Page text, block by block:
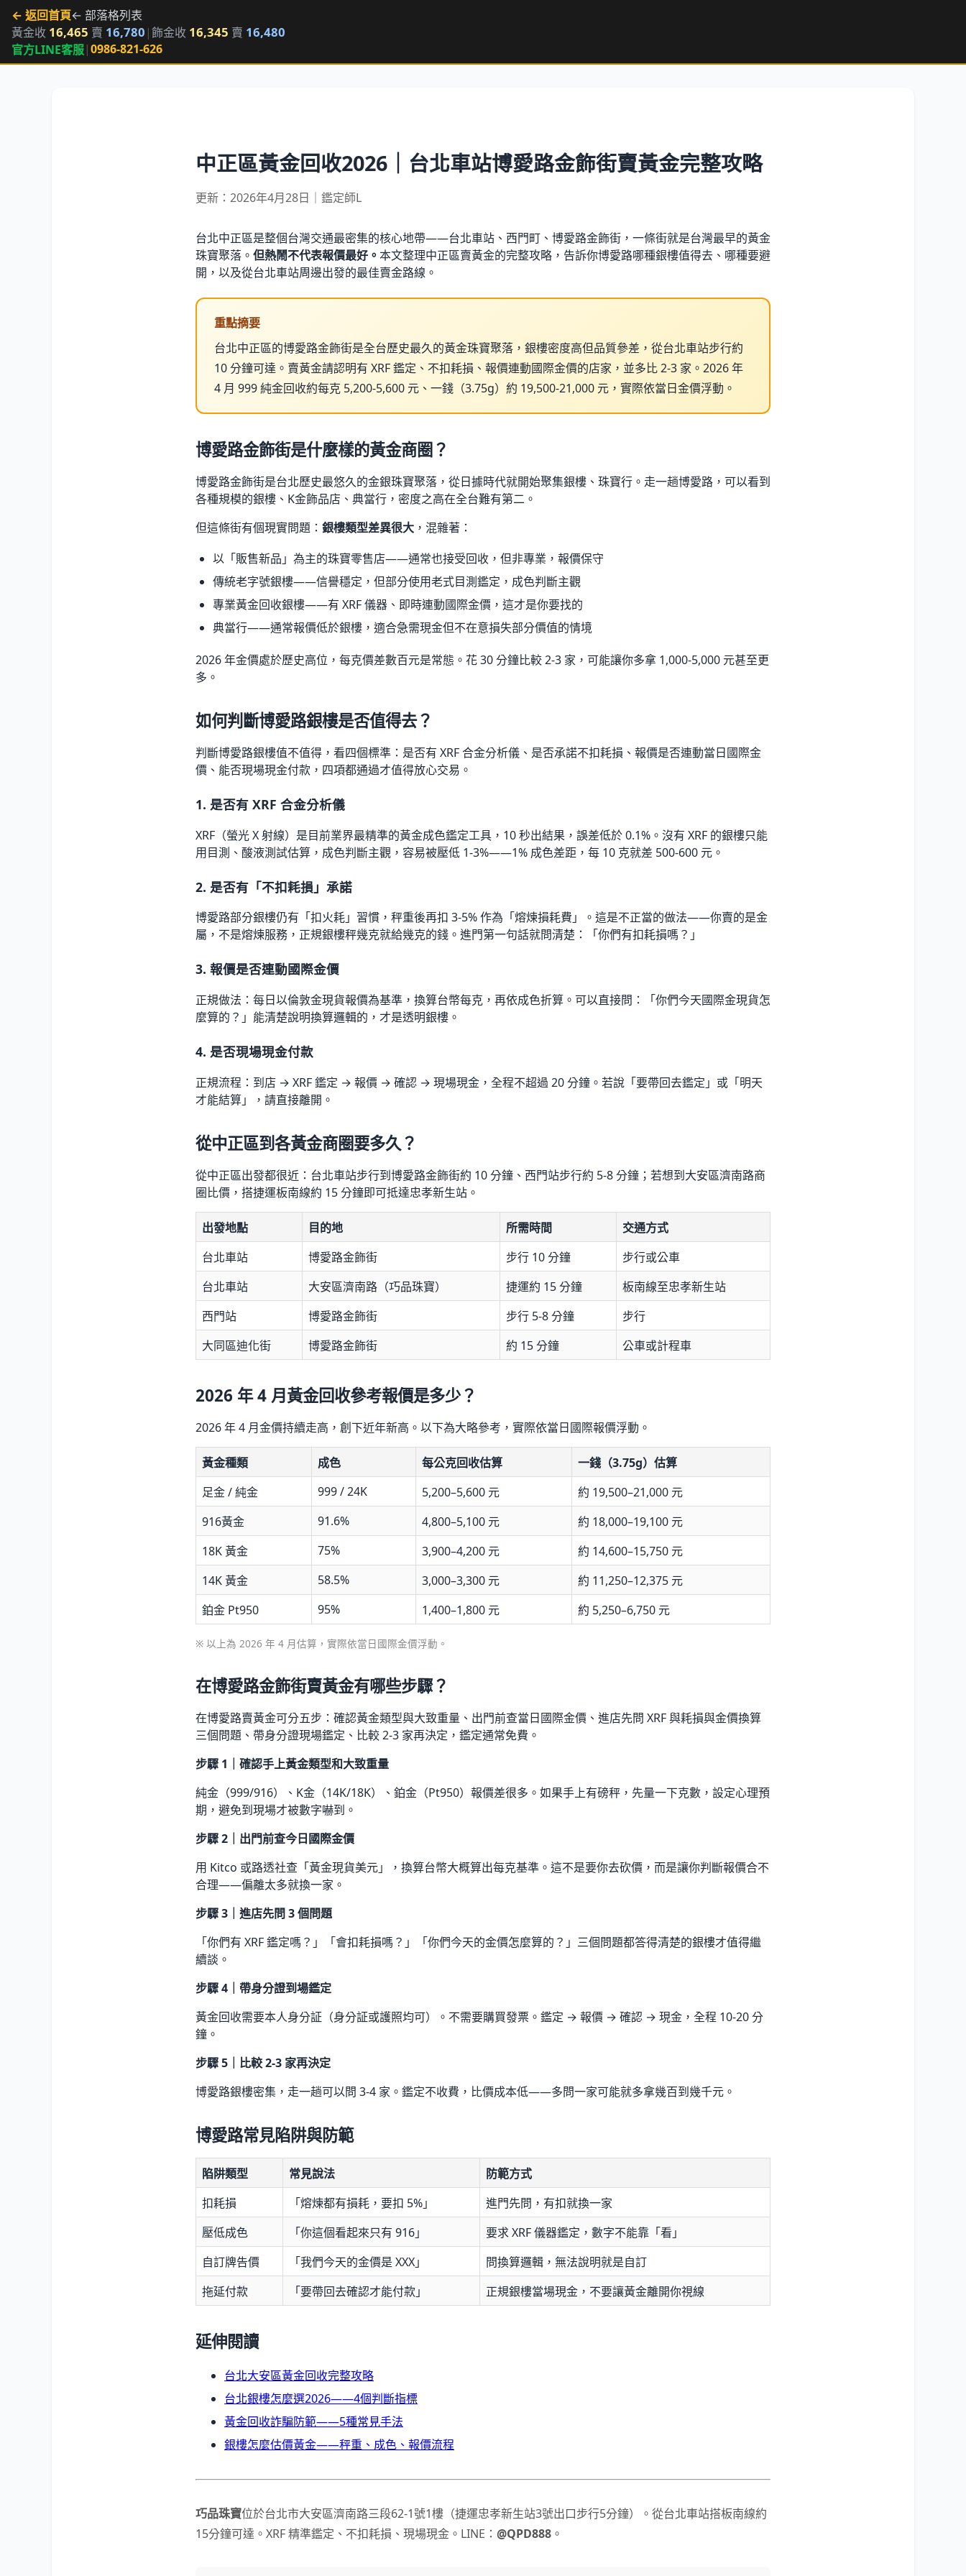
← 返回首頁← 部落格列表
黃金收 16,465 賣 16,780 |飾金收 16,345 賣 16,480
官方LINE客服|0986-821-626
中正區黃金回收2026｜台北車站博愛路金飾街賣黃金完整攻略
更新：2026年4月28日｜鑑定師L
台北中正區是整個台灣交通最密集的核心地帶——台北車站、西門町、博愛路金飾街，一條街就是台灣最早的黃金
珠寶聚落。 但熱鬧不代表報價最好。 本文整理中正區賣黃金的完整攻略，告訴你博愛路哪種銀樓值得去、哪種要避
開，以及從台北車站周邊出發的最佳賣金路線。
重點摘要
台北中正區的博愛路金飾街是全台歷史最久的黃金珠寶聚落，銀樓密度高但品質參差，從台北車站步行約
10 分鐘可達。賣黃金請認明有 XRF 鑑定、不扣耗損、報價連動國際金價的店家，並多比 2-3 家。2026 年
4 月 999 純金回收約每克 5,200-5,600 元、一錢（3.75g）約 19,500-21,000 元，實際依當日金價浮動。
博愛路金飾街是什麼樣的黃金商圈？
博愛路金飾街是台北歷史最悠久的金銀珠寶聚落，從日據時代就開始聚集銀樓、珠寶行。走一趟博愛路，可以看到
各種規模的銀樓、K金飾品店、典當行，密度之高在全台難有第二。
但這條街有個現實問題： 銀樓類型差異很大 ，混雜著：
以「販售新品」為主的珠寶零售店——通常也接受回收，但非專業，報價保守
傳統老字號銀樓——信譽穩定，但部分使用老式目測鑑定，成色判斷主觀
專業黃金回收銀樓——有 XRF 儀器、即時連動國際金價，這才是你要找的
典當行——通常報價低於銀樓，適合急需現金但不在意損失部分價值的情境
2026 年金價處於歷史高位，每克價差數百元是常態。花 30 分鐘比較 2-3 家，可能讓你多拿 1,000-5,000 元甚至更
多。
如何判斷博愛路銀樓是否值得去？
判斷博愛路銀樓值不值得，看四個標準：是否有 XRF 合金分析儀、是否承諾不扣耗損、報價是否連動當日國際金
價、能否現場現金付款，四項都通過才值得放心交易。
1. 是否有 XRF 合金分析儀
XRF（螢光 X 射線）是目前業界最精準的黃金成色鑑定工具，10 秒出結果，誤差低於 0.1%。沒有 XRF 的銀樓只能
用目測、酸液測試估算，成色判斷主觀，容易被壓低 1-3%——1% 成色差距，每 10 克就差 500-600 元。
2. 是否有「不扣耗損」承諾
博愛路部分銀樓仍有「扣火耗」習慣，秤重後再扣 3-5% 作為「熔煉損耗費」。這是不正當的做法——你賣的是金
屬，不是熔煉服務，正規銀樓秤幾克就給幾克的錢。進門第一句話就問清楚：「你們有扣耗損嗎？」
3. 報價是否連動國際金價
正規做法：每日以倫敦金現貨報價為基準，換算台幣每克，再依成色折算。可以直接問：「你們今天國際金現貨怎
麼算的？」能清楚說明換算邏輯的，才是透明銀樓。
4. 是否現場現金付款
正規流程：到店 → XRF 鑑定 → 報價 → 確認 → 現場現金，全程不超過 20 分鐘。若說「要帶回去鑑定」或「明天
才能結算」，請直接離開。
從中正區到各黃金商圈要多久？
從中正區出發都很近：台北車站步行到博愛路金飾街約 10 分鐘、西門站步行約 5-8 分鐘；若想到大安區濟南路商
圈比價，搭捷運板南線約 15 分鐘即可抵達忠孝新生站。
出發地點 目的地 所需時間
交通方式
台北車站
博愛路金飾街 步行 10 分鐘
步行或公車
台北車站
大安區濟南路（巧品珠寶） 捷運約 15 分鐘
板南線至忠孝新生站
西門站
博愛路金飾街 步行 5-8 分鐘
步行
大同區迪化街
博愛路金飾街 約 15 分鐘 公車或計程車
2026 年 4 月黃金回收參考報價是多少？
2026 年 4 月金價持續走高，創下近年新高。以下為大略參考，實際依當日國際報價浮動。
黃金種類 成色 每公克回收估算
一錢（3.75g）估算
足金 / 純金
999 / 24K 5,200–5,600 元
約 19,500–21,000 元
916黃金
91.6% 4,800–5,100 元
約 18,000–19,100 元
18K 黃金
75% 3,900–4,200 元
約 14,600–15,750 元
14K 黃金
58.5% 3,000–3,300 元
約 11,250–12,375 元
鉑金 Pt950
95% 1,400–1,800 元 約 5,250–6,750 元
※ 以上為 2026 年 4 月估算，實際依當日國際金價浮動。
在博愛路金飾街賣黃金有哪些步驟？
在博愛路賣黃金可分五步：確認黃金類型與大致重量、出門前查當日國際金價、進店先問 XRF 與耗損與金價換算
三個問題、帶身分證現場鑑定、比較 2-3 家再決定，鑑定通常免費。
步驟 1｜確認手上黃金類型和大致重量
純金（999/916）、K金（14K/18K）、鉑金（Pt950）報價差很多。如果手上有磅秤，先量一下克數，設定心理預
期，避免到現場才被數字嚇到。
步驟 2｜出門前查今日國際金價
用 Kitco 或路透社查「黃金現貨美元」，換算台幣大概算出每克基準。這不是要你去砍價，而是讓你判斷報價合不
合理——偏離太多就換一家。
步驟 3｜進店先問 3 個問題
「你們有 XRF 鑑定嗎？」「會扣耗損嗎？」「你們今天的金價怎麼算的？」三個問題都答得清楚的銀樓才值得繼
續談。
步驟 4｜帶身分證到場鑑定
黃金回收需要本人身分証（身分証或護照均可）。不需要購買發票。鑑定 → 報價 → 確認 → 現金，全程 10-20 分
鐘。
步驟 5｜比較 2-3 家再決定
博愛路銀樓密集，走一趟可以問 3-4 家。鑑定不收費，比價成本低——多問一家可能就多拿幾百到幾千元。
博愛路常見陷阱與防範
陷阱類型 常見說法
防範方式
扣耗損
「熔煉都有損耗，要扣 5%」
進門先問，有扣就換一家
壓低成色
「你這個看起來只有 916」
要求 XRF 儀器鑑定，數字不能靠「看」
自訂牌告價
「我們今天的金價是 XXX」
問換算邏輯，無法說明就是自訂
拖延付款
「要帶回去確認才能付款」 正規銀樓當場現金，不要讓黃金離開你視線
延伸閱讀
台北大安區黃金回收完整攻略
台北銀樓怎麼選2026——4個判斷指標
黃金回收詐騙防範——5種常見手法
銀樓怎麼估價黃金——秤重、成色、報價流程
巧品珠寶位於台北市大安區濟南路三段62-1號1樓（捷運忠孝新生站3號出口步行5分鐘）。從台北車站搭板南線約
15分鐘可達。XRF 精準鑑定、不扣耗損、現場現金。LINE： @QPD888 。